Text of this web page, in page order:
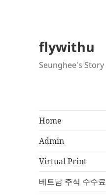
flywithu
Seunghee's Story
Home
Admin
Virtual Print
베트남 주식 수수료